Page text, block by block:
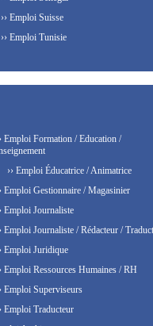
›› Emploi Suisse
›› Emploi Tunisie
Emploi Formation / Education /
›› Emploi Éducatrice / Animatrice
Emploi Gestionnaire / Magasinier
Emploi Journaliste
Emploi Journaliste / Rédacteur /
Emploi Juridique
Emploi Ressources Humaines / RH
Emploi Superviseurs
Emploi Traducteur